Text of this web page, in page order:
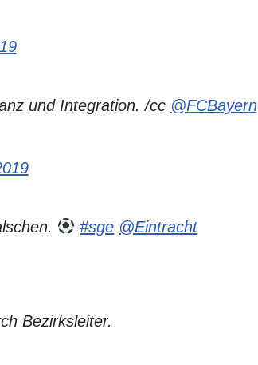
und Integration. /cc @FCBayern
#sge @Eintracht
Bezirksleiter.